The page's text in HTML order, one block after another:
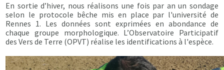
En sortie d’hiver, nous réalisons une fois par an un sondage
selon le protocole bêche mis en place par l'université de
Rennes 1. Les données sont exprimées en abondance de
chaque groupe morphologique. L’Observatoire Participatif
des Vers de Terre (OPVT) réalise les identifications à l'espèce.